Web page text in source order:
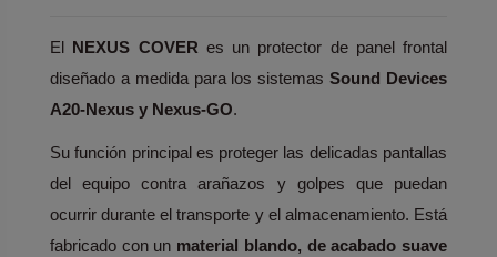
El NEXUS COVER es un protector de panel frontal
diseñado a medida para los sistemas Sound Devices
A20-Nexus y Nexus-GO.
Su función principal es proteger las delicadas pantallas
del equipo contra arañazos y golpes que puedan
ocurrir durante el transporte y el almacenamiento. Está
fabricado con un material blando, de acabado suave